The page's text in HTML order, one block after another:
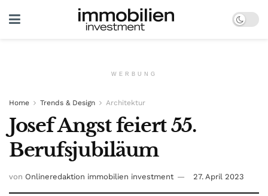
WERBUNG
Home Trends & Design Architektur
Josef Angst feiert 55.
Berufsjubiläum
von Onlineredaktion immobilien investment 27. April 2023